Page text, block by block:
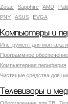
Zotac Sapphire AMD Palit
PNY
ASUS EVGA
Компьютеры и
Инструмент для монтажа
Программное обеспечение
Компьютерная периферия
Чистящие средства для
Телевизоры и